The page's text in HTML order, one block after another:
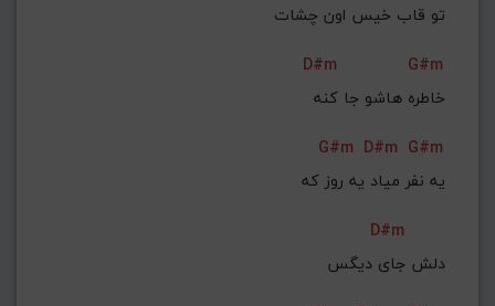
تو قاب خیس اون چشات
D#m
G#m
خاطره هاشو جا کنه
G#m D#m G#m
یه نفر میاد یه روز که
D#m
دلش جای دیگس